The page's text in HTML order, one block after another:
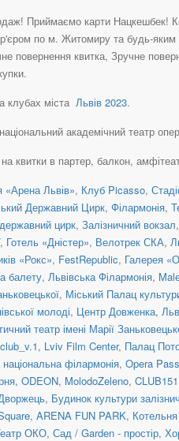
Приймаємо карти Нацкешбек!
по м. Житомиру та будь-яким
повернення квитка, Зручне
клубах міста Львів 2023.
академічний театр
квитки в партер, балкон,
«Арена Львів», Клуб Picasso,
Державний Цирк, Філармонія,
цирк, Залізничний вокзал,
, Готель «Дністер», Велотрек СКА,
«Рокс», FestRepublic, Галерея
балету, Львівська Філармонія,
, Міський Палац
молоді, Центр Довженка,
театр імені Марії
, Lviv Film Center, Палац
національна філармонія, Opera
, ODEON, MolodoZeleno, CLUB151
, Будинок культури
, ARENA FUN PARK,
ОКО, Сад / Garden - простір,